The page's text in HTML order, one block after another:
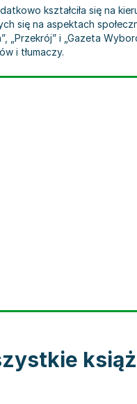
kształciła się na
się na aspektach
„Przekrój” i „Gazeta
i tłumaczy.